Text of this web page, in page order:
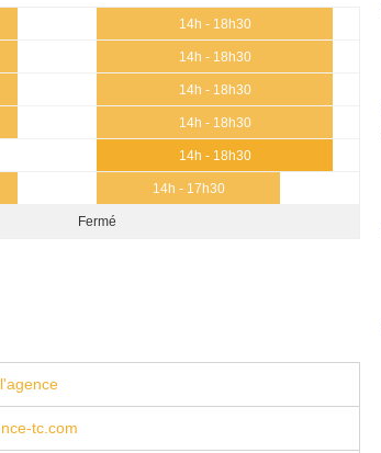
14h - 18h30
14h - 18h30
14h - 18h30
14h - 18h30
14h - 18h30
14h - 17h30
Fermé
tc.com